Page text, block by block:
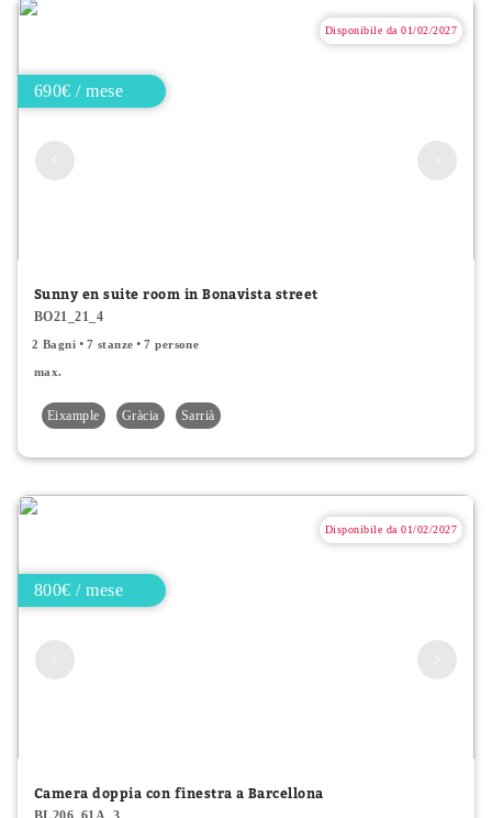
Disponibile da 01/02/2027
690€ / mese
Sunny en suite room in Bonavista street
BO21_21_4
2 Bagni 7 stanze 7 persone
max.
Eixample Gràcia Sarrià
Disponibile da 01/02/2027
800€ / mese
Camera doppia con finestra a Barcellona